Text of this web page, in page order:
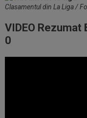
Clasamentul din La Liga /
VIDEO Rezumat
0